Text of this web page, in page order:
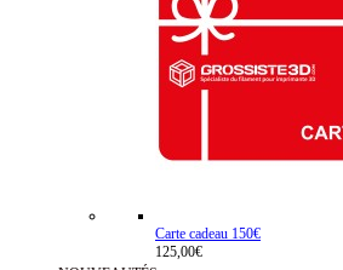
Carte cadeau 150€
125,00€